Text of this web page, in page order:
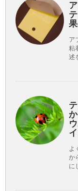
ア
粘
述
よ
か
に